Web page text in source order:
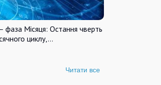
фаза Місяця: Остання чверть
циклу,…
Читати все